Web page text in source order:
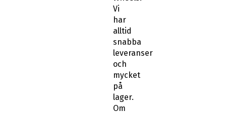
har
alltid
snabba
leveranser
och
mycket
på
lager.
Om
du